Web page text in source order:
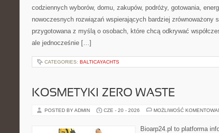
codziennych wyborów, domu, zakupów, podróży, gotowania,
nowoczesnych rozwiązań wspierających bardziej zrównoważony
przygotowana z myślą o osobach, które chcą odkrywać
ale jednocześnie […]
CATEGORIES: BALTICAYACHTS
KOSMETYKI ZERO WASTE
POSTED BY ADMIN CZE - 20 - 2026 MOŻLIWOŚĆ
Bioarp24.pl to platforma